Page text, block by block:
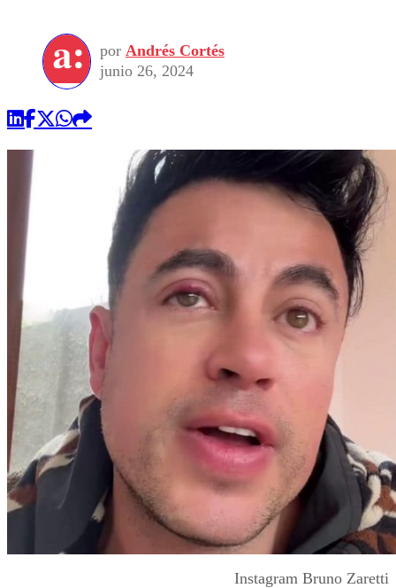
por Andrés Cortés
junio 26, 2024
Instagram Bruno Zaretti